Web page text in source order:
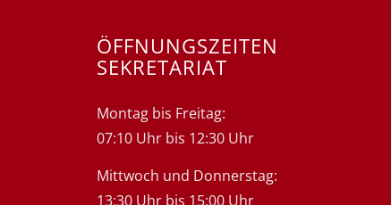
ÖFFNUNGSZEITEN
SEKRETARIAT
Montag bis Freitag:
07:10 Uhr bis 12:30 Uhr
Mittwoch und Donnerstag:
13:30 Uhr bis 15:00 Uhr